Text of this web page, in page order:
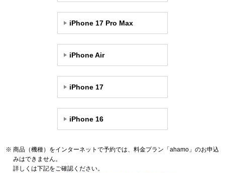
iPhone 17 Pro Max
iPhone Air
iPhone 17
iPhone 16
商品（機種）をインターネットで予約では、料金プラン「ahamo」のお申込
みはできません。
詳しくは下記をご確認ください。